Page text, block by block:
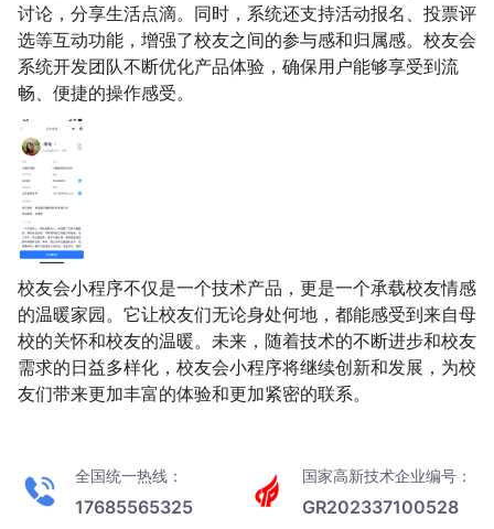
讨论，分享生活点滴。同时，系统还支持活动报名、投票评
选等互动功能，增强了校友之间的参与感和归属感。校友会
系统开发团队不断优化产品体验，确保用户能够享受到流
畅、便捷的操作感受。
校友会小程序不仅是一个技术产品，更是一个承载校友情感
的温暖家园。它让校友们无论身处何地，都能感受到来自母
校的关怀和校友的温暖。未来，随着技术的不断进步和校友
需求的日益多样化，校友会小程序将继续创新和发展，为校
友们带来更加丰富的体验和更加紧密的联系。
全国统一热线：
17685565325
国家高新技术企业编号：
GR202337100528